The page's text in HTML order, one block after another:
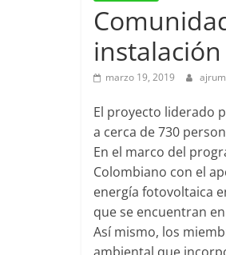
marzo 19, 2019
El proyecto liderado
a cerca de 730
En el marco del
Colombiano con el
energía fotovoltaica
que se encuentran
Así mismo, los